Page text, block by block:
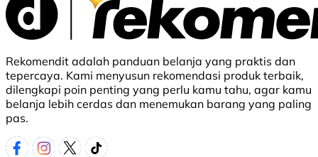
Rekomendit adalah panduan belanja yang praktis dan
tepercaya. Kami menyusun rekomendasi produk terbaik,
dilengkapi poin penting yang perlu kamu tahu, agar kamu
belanja lebih cerdas dan menemukan barang yang paling
pas.